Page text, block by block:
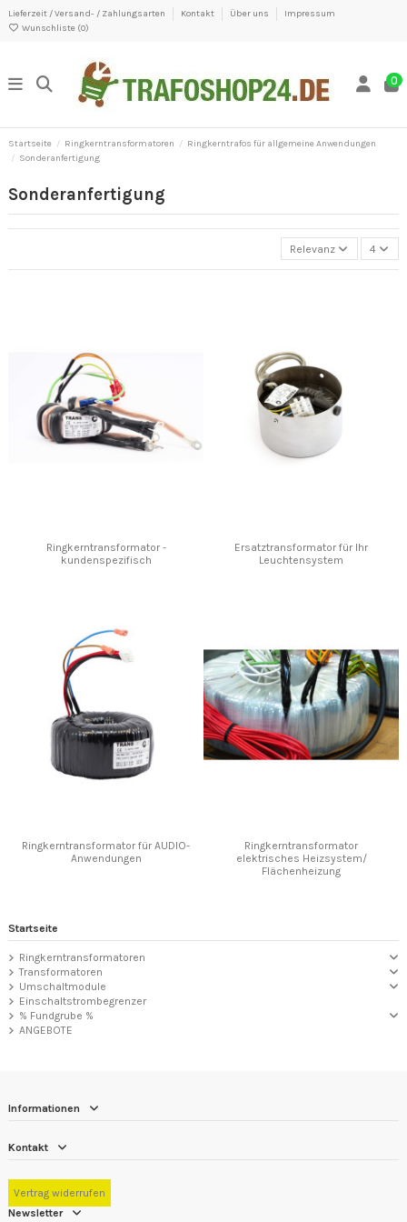
Lieferzeit / Versand- / Zahlungsarten Kontakt Über uns
Impressum
Wunschliste (0)
0
Startseite Ringkerntransformatoren
Ringkerntrafos für allgemeine Anwendungen
Sonderanfertigung
Sonderanfertigung
Relevanz 4
Ringkerntransformator -
kundenspezifisch
Ersatztransformator für Ihr
Leuchtensystem
Ringkerntransformator für AUDIO-
Anwendungen
Ringkerntransformator
elektrisches Heizsystem/
Flächenheizung
Startseite
Ringkerntransformatoren
Transformatoren
Umschaltmodule
Einschaltstrombegrenzer
% Fundgrube %
ANGEBOTE
Informationen
Kontakt
Vertrag widerrufen
Newsletter